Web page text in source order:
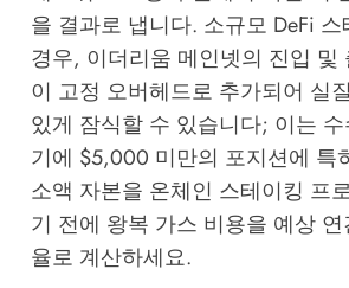
을 결과로 냅니다. 소규모 DeFi
경우, 이더리움 메인넷의 진입 및
이 고정 오버헤드로 추가되어 실
있게 잠식할 수 있습니다; 이는
기에 $5,000 미만의 포지션에 특
소액 자본을 온체인 스테이킹 프
기 전에 왕복 가스 비용을 예상
율로 계산하세요.